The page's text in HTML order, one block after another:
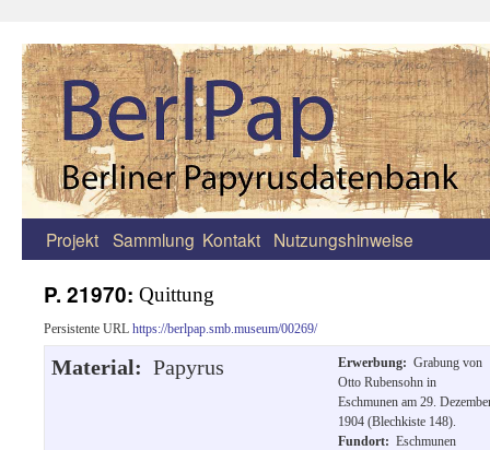
Zum
springen
Projekt Sammlung Kontakt Nutzungshinweise
P. 21970: Quittung
Persistente URL https://berlpap.smb.museum/00269/
Material: Papyrus Erwerbung: Grabung von
Otto Rubensohn in
Eschmunen am 29.
1904 (Blechkiste 148).
Fundort: Eschmunen